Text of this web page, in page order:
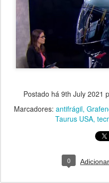
Postado há 9th July 2021
Marcadores: antifrágil
Taurus USA
0